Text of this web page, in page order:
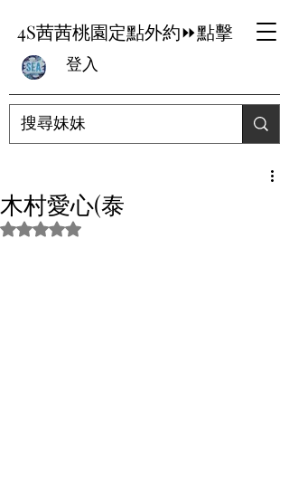
4S茜茜桃園定點外約⏩點擊
登入
木村愛心(泰
評等為 NaN（最高為 5 顆星）。